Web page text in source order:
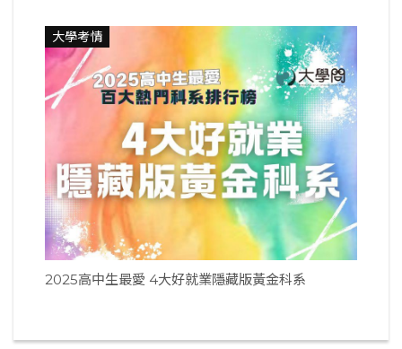
大學考情
2025高中生最愛 4大好就業隱藏版黃金科系